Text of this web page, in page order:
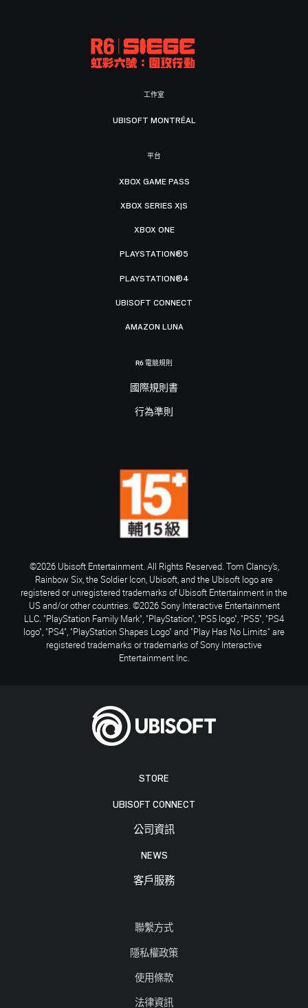
STORE
UBISOFT CONNECT
公司資訊
NEWS
客戶服務
聯繫方式
隱私權政策
使用條款
法律資訊
工作室
UBISOFT MONTRÉAL
平台
XBOX GAME PASS
XBOX SERIES X|S
XBOX ONE
PLAYSTATION®5
PLAYSTATION®4
UBISOFT CONNECT
AMAZON LUNA
R6 電競規則
國際規則書
行為準則
©2026 Ubisoft Entertainment. All Rights Reserved. Tom Clancy’s,
Rainbow Six, the Soldier Icon, Ubisoft, and the Ubisoft logo are
registered or unregistered trademarks of Ubisoft Entertainment in the
US and/or other countries. ©2026 Sony Interactive Entertainment
LLC. "PlayStation Family Mark", "PlayStation", "PS5 logo", "PS5", "PS4
logo", "PS4", "PlayStation Shapes Logo" and "Play Has No Limits" are
registered trademarks or trademarks of Sony Interactive
Entertainment Inc.